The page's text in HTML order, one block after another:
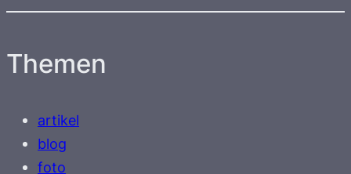
Themen
artikel
blog
foto